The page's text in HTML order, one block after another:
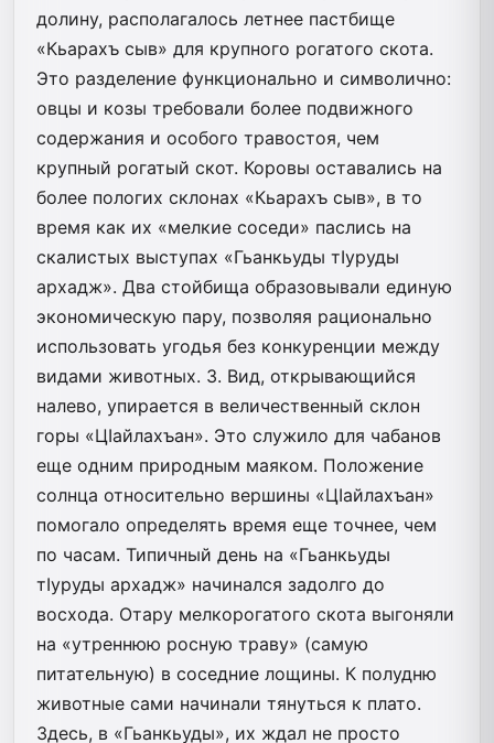
долину, располагалось летнее пастбище
«Кьарахъ сыв» для крупного рогатого скота.
Это разделение функционально и символично:
овцы и козы требовали более подвижного
содержания и особого травостоя, чем
крупный рогатый скот. Коровы оставались на
более пологих склонах «Кьарахъ сыв», в то
время как их «мелкие соседи» паслись на
скалистых выступах «Гьанкьуды тIуруды
архадж». Два стойбища образовывали единую
экономическую пару, позволяя рационально
использовать угодья без конкуренции между
видами животных. 3. Вид, открывающийся
налево, упирается в величественный склон
горы «ЦӀайлахъан». Это служило для чабанов
еще одним природным маяком. Положение
солнца относительно вершины «ЦӀайлахъан»
помогало определять время еще точнее, чем
по часам. Типичный день на «Гьанкьуды
тIуруды архадж» начинался задолго до
восхода. Отару мелкорогатого скота выгоняли
на «утреннюю росную траву» (самую
питательную) в соседние лощины. К полудню
животные сами начинали тянуться к плато.
Здесь, в «Гьанкьуды», их ждал не просто